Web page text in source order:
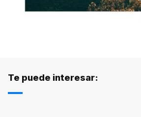
Te puede interesar: